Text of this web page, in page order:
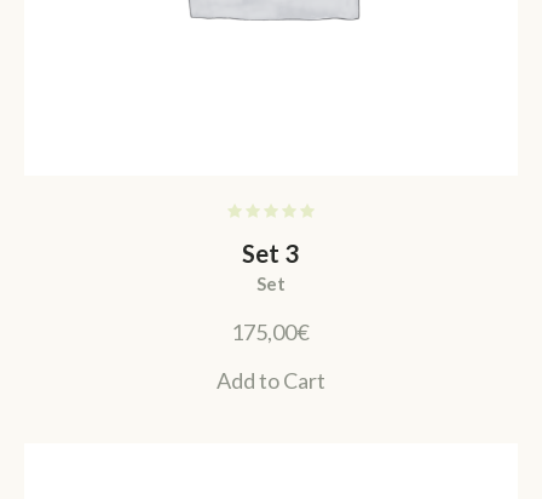
Set 3
Set
175,00€
Add to Cart